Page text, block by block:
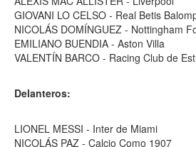
GIOVANI LO CELSO - Real Betis
NICOLÁS DOMÍNGUEZ - Nottingham
EMILIANO BUENDIA - Aston Villa
VALENTÍN BARCO - Racing Club de
Delanteros:
LIONEL MESSI - Inter de Miami
NICOLÁS PAZ - Calcio Como 1907